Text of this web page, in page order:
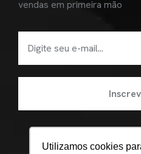
Utilizamos cookies
vendas em primeira mão